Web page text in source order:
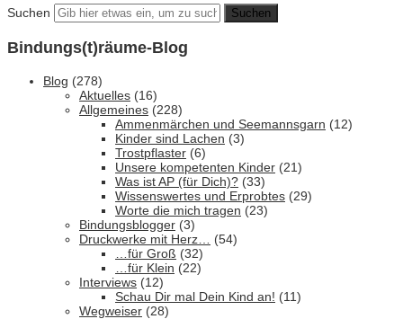
Suchen
Bindungs(t)räume-Blog
Blog (278)
Aktuelles (16)
Allgemeines (228)
Ammenmärchen und Seemannsgarn (12)
Kinder sind Lachen (3)
Trostpflaster (6)
Unsere kompetenten Kinder (21)
Was ist AP (für Dich)? (33)
Wissenswertes und Erprobtes (29)
Worte die mich tragen (23)
Bindungsblogger (3)
Druckwerke mit Herz…
(54)
…für Groß (32)
…für Klein (22)
Interviews (12)
Schau Dir mal Dein Kind an! (11)
Wegweiser (28)